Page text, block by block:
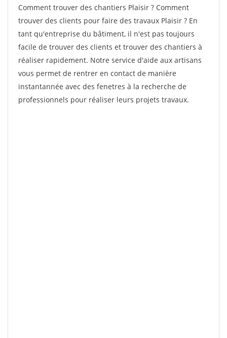
Comment trouver des chantiers Plaisir ? Comment
trouver des clients pour faire des travaux Plaisir ? En
tant qu'entreprise du bâtiment, il n'est pas toujours
facile de trouver des clients et trouver des chantiers à
réaliser rapidement. Notre service d'aide aux artisans
vous permet de rentrer en contact de manière
instantannée avec des fenetres à la recherche de
professionnels pour réaliser leurs projets travaux.